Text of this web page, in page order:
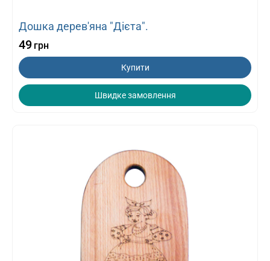
Дошка дерев'яна "Дієта".
49 грн
Купити
Швидке замовлення